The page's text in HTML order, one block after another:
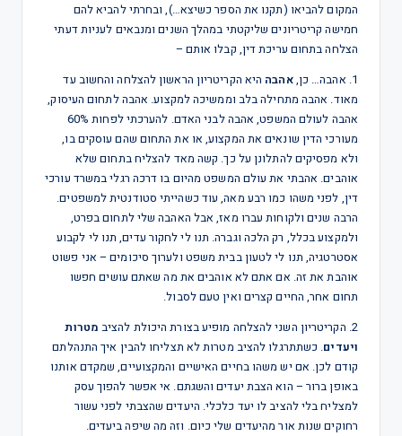
המקום להביאו (תקנו את הספר כשיצא…), ובחרתי להביא להם
חמישה קריטריונים שליקטתי במהלך השנים ומנבאים לעניות דעתי
הצלחה בתחום עריכת דין, קבלו אותם –
1. אהבה… כן,
אהבה היא הקריטריון הראשון להצלחה והחשוב עד
מאוד. אהבה מתחילה בלב וממשיכה למקצוע. אהבה לתחום העיסוק,
אהבה לעולם המשפט, אהבה לבני האדם. להערכתי לפחות 60%
מעורכי הדין שונאים את המקצוע, או את התחום שהם עוסקים בו,
ולא מפסיקים להתלונן על כך. קשה מאד להצליח בתחום שלא
אוהבים. אהבתי את עולם המשפט מהיום בו דרכה רגלי במשרד עורכי
דין, לפני משהו כמו רבע מאה, עוד כשהייתי סטודנטית למשפטים.
הרבה שנים ולקוחות עברו מאז, אבל האהבה שלי לתחום בפרט,
ולמקצוע בכלל, רק הלכה וגברה. תנו לי לחקור עדים, תנו לי לקבוע
אסטרטגיה, תנו לי לטעון בבית משפט ולערוך סיכומים – אני פשוט
אוהבת את זה. אם אתם לא אוהבים את מה שאתם עושים חפשו
תחום אחר, החיים קצרים ואין טעם לסבול.
2. הקריטריון השני להצלחה מופיע בצורת היכולת להציב
מטרות
ויעדים. כשתתרגלו להציב מטרות לא תצליחו להבין איך התנהלתם
קודם לכן. אם יש משהו בחיים האישיים והמקצועיים, שמקדם אותנו
באופן ברור – הוא הצבת יעדים והשגתם. אי אפשר להפוך עסק
למצליח בלי להציב לו יעד כלכלי. היעדים שהצבתי לפני עשור
רחוקים שנות אור מהיעדים שלי כיום. וזה מה שיפה ביעדים.